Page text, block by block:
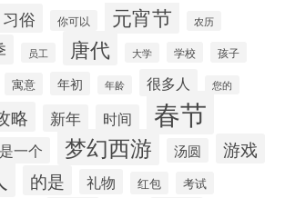
习俗 你可以 元宵节 农历
员工 唐代 大学 学校 孩子
寓意 年初 年龄 很多人 您的
略 新年 时间 春节
是一个 梦幻西游 汤圆 游戏
的是 礼物 红包 考试